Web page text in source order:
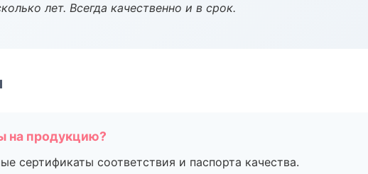
лет. Всегда качественно и в срок.
на продукцию?
сертификаты соответствия и паспорта качества.